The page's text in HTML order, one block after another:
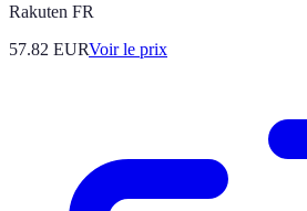
Rakuten FR
57.82 EURVoir le prix